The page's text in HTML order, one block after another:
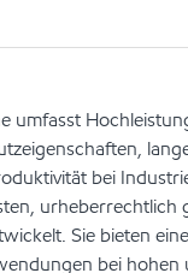
umfasst
bei
Sie bieten
bei